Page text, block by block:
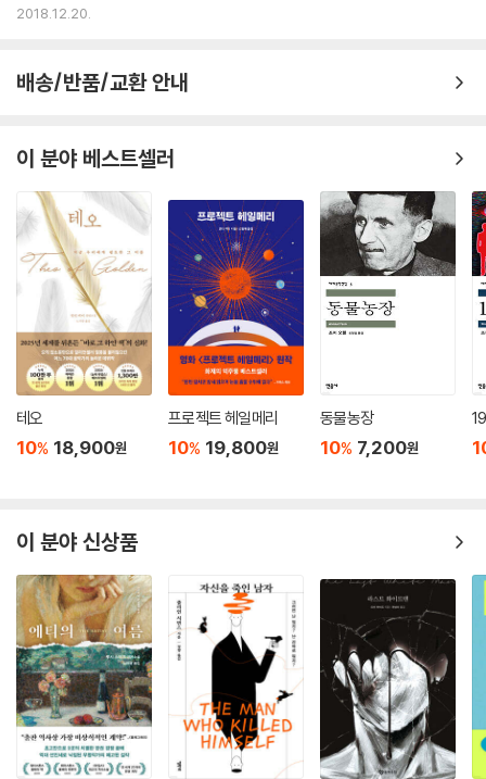
“별로 관심이 없는 게지, 그렇지?”
그걸로 이야기는 끝이었다. 가족 사이에선 그가 동성애자라는 사실을 언급
하는 것이 불필요한 일이라는 암묵적 합의가 지속되었다. 이러한 홀링허스
트 가족의 분위기는 당시 영국사회의 지배적인 분위기와 크게 다르지 않았
다.
홀링허스트가 첫 소설 『수영장 도서관』(1988)을 출간했을 때만 해도, 영
국에서 동성애가 불법이 아니게 된 지 20년이 지난 뒤였지만, 여전히 소설
에서 공공연한 동성애자 캐릭터와 그들을 둘러싼 환경은 존재하지 않는 것
이나 다름없었으며 문화계 전반으로 범위를 넓혀도 마찬가지였다. 그러나
『수영장 도서관』이 센세이션이라 할 만큼 큰 인기를 끌며 베스트셀러에 오
르고 평단의 인정까지 받으면서, 일종의 B급 하위장르로 경시되던 퀴어문
물론 『아름다움의 선』으로 맨부커상을 수상한 이후에는 그가 현재 영국문
학을 대표하는 거장임을 의심하는 목소리는 완전히 자취를 감추었다.
홀링허스트의 작품은 무엇보다 그가 가장 큰 영향을 받았다고 수차례 밝힌
헨리 제임스를 비롯한 영국소설의 전통을 충실히 따른다. 『죽기 전에 꼭 읽
어야 할 책 1001』에서는 『아름다움의 선』을 가리켜 “영국의 문학적 전통 -
정확하고 고양된 문장, 등장인물을 향한 정확한 시선, 사교계 명사의 연설
을 향한 예리한 귀 - 을 충실히 따른 (…) 유머러스하고 정교한 플롯이 돋
보이는 작품”이라 했고, 『텔레그래프』는 “이 작품은 헨리 제임스의 훌륭한
유산이다. 어떤 면에서는 홀링허스트가 그의 스승을 능가했다”고 표현했
2018.12.20.
배송/반품/교환 안내
이 분야 베스트셀러
테오
10% 18,900원
프로젝트 헤일메리
10% 19,800원
동물농장
10% 7,200원
이 분야 신상품